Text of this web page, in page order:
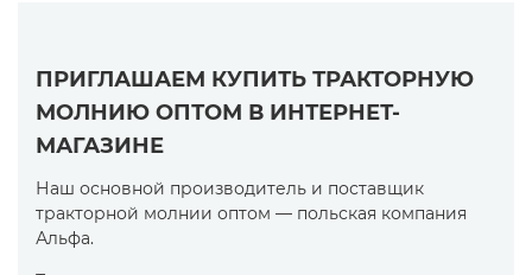
ПРИГЛАШАЕМ КУПИТЬ ТРАКТОРНУЮ
МОЛНИЮ ОПТОМ В ИНТЕРНЕТ-
МАГАЗИНЕ
Наш основной производитель и поставщик
тракторной молнии оптом — польская компания
Альфа.